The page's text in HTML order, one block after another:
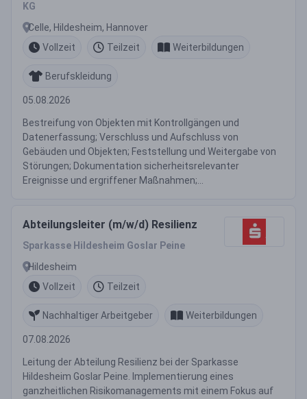
KG
Celle, Hildesheim, Hannover
Vollzeit
Teilzeit Weiterbildungen
Berufskleidung
05.08.2026
Bestreifung von Objekten mit Kontrollgängen und
Datenerfassung; Verschluss und Aufschluss von
Gebäuden und Objekten; Feststellung und Weitergabe von
Störungen; Dokumentation sicherheitsrelevanter
Ereignisse und ergriffener Maßnahmen;...
Abteilungsleiter (m/w/d) Resilienz
Sparkasse Hildesheim Goslar Peine
Hildesheim
Vollzeit
Teilzeit
Nachhaltiger Arbeitgeber Weiterbildungen
07.08.2026
Leitung der Abteilung Resilienz bei der Sparkasse
Hildesheim Goslar Peine. Implementierung eines
ganzheitlichen Risikomanagements mit einem Fokus auf